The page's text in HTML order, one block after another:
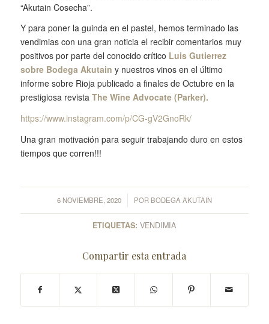
“Akutain Cosecha”.
Y para poner la guinda en el pastel, hemos terminado las
vendimias con una gran noticia el recibir comentarios muy
positivos por parte del conocido crítico Luis Gutierrez
sobre Bodega Akutain y nuestros vinos en el último
informe sobre Rioja publicado a finales de Octubre en la
prestigiosa revista The Wine Advocate (Parker).
https://www.instagram.com/p/CG-gV2GnoRk/
Una gran motivación para seguir trabajando duro en estos
tiempos que corren!!!
6 NOVIEMBRE, 2020
/ POR BODEGA AKUTAIN
ETIQUETAS: VENDIMIA
Compartir esta entrada